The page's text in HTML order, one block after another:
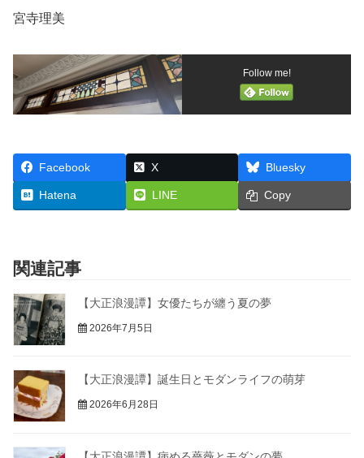
宮寺理美
Follow me!
Facebook X Bluesky
Hatena LINE Copy
関連記事
【大正浪漫譚】女優たちが纏う夏の夢
2026年7月5日
【大正浪漫譚】誕生日とモダンライフの萌芽
2026年6月28日